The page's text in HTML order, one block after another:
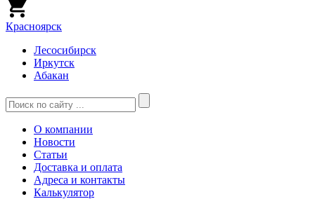
Красноярск
Лесосибирск
Иркутск
Абакан
О компании
Новости
Статьи
Доставка и оплата
Адреса и контакты
Калькулятор